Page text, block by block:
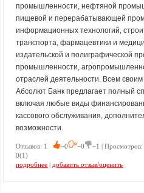
промышленности, нефтяной
пищевой и перерабатывающей
информационных технологий,
транспорта, фармацевтики и
издательской и полиграфической
промышленности,
отраслей деятельности. Всем
Абсолют Банк предлагает полный
включая любые виды
кассового обслуживания,
возможности.
Отзывов: 1 −0 −0
−1 | Просмотров:
0(1)
подробнее | добавить отзыв/оценить